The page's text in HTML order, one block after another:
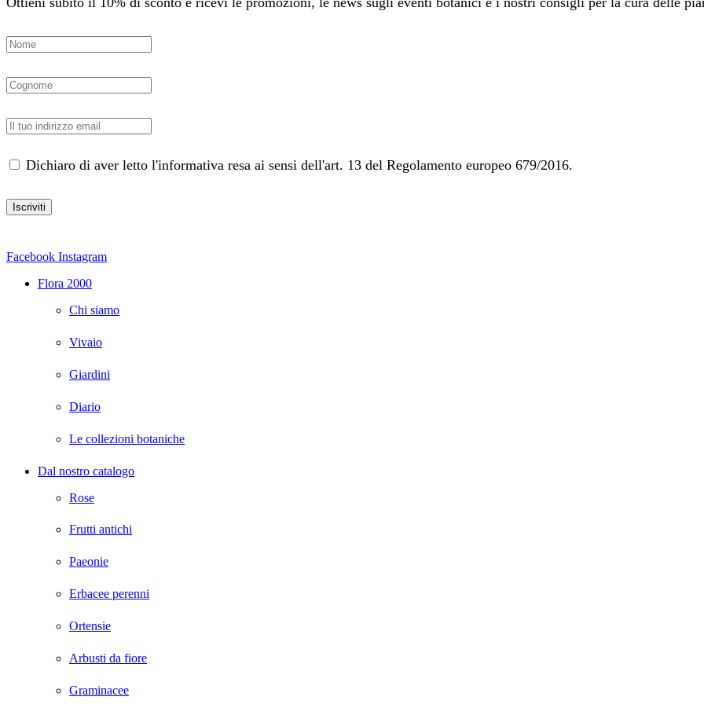
Dichiaro di aver letto l'informativa resa ai sensi dell'art. 13 del Regolamento europeo 679/2016.
Facebook Instagram
Flora 2000
Chi siamo
Vivaio
Giardini
Diario
Le collezioni botaniche
Dal nostro catalogo
Rose
Frutti antichi
Paeonie
Erbacee perenni
Ortensie
Arbusti da fiore
Graminacee